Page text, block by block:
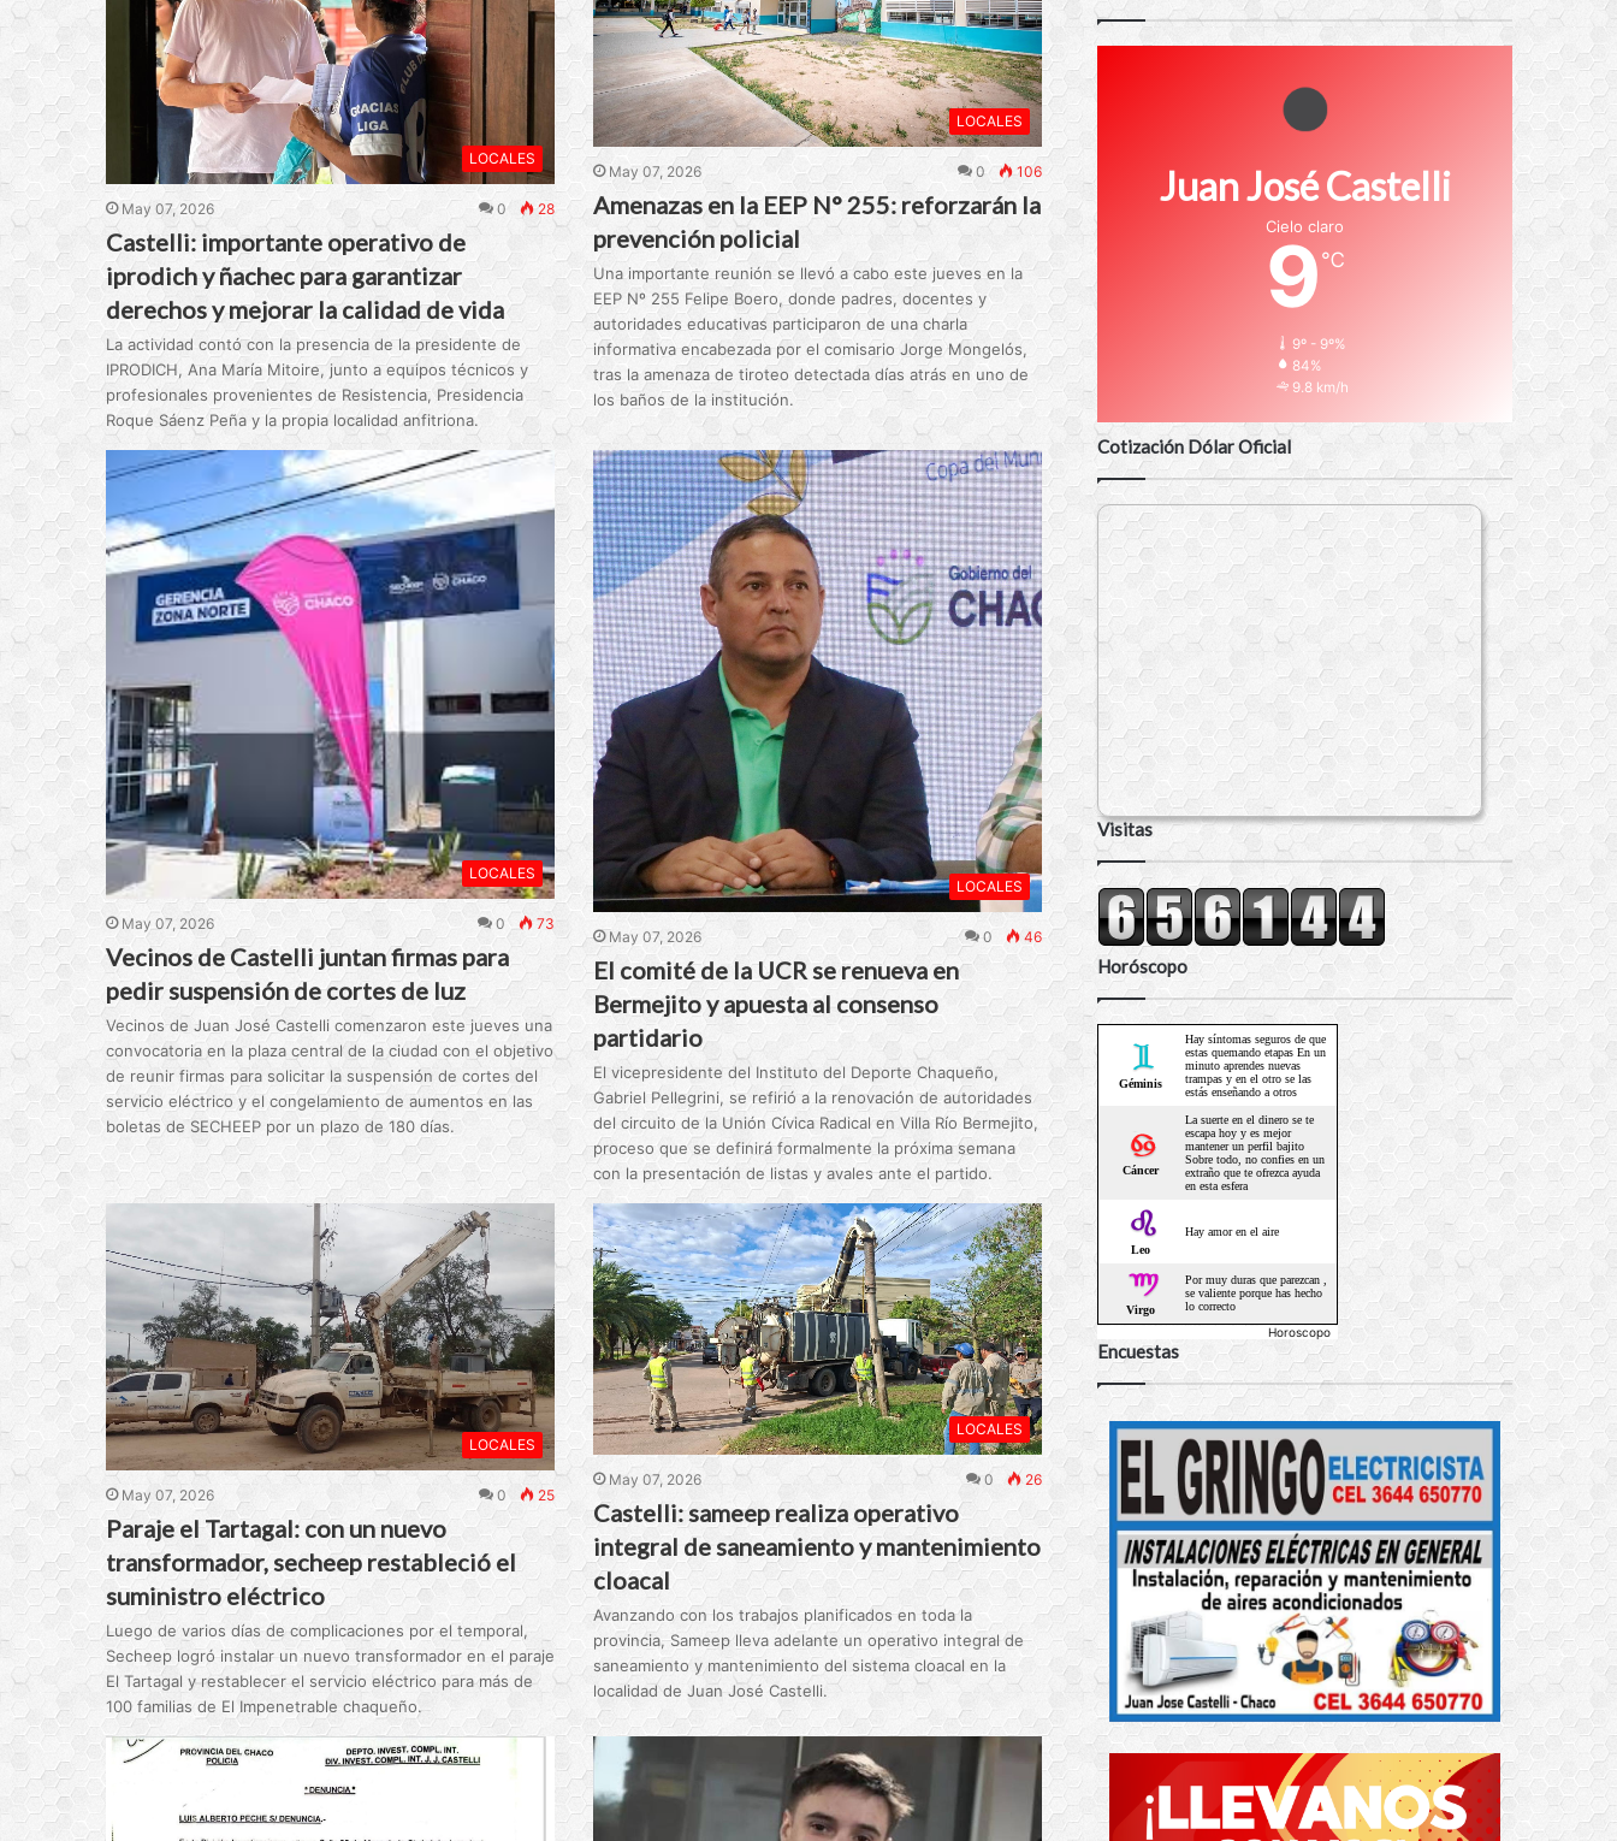
LOCALES
May 07, 2026 0 28
Castelli: importante operativo de
iprodich y ñachec para garantizar
derechos y mejorar la calidad de vida
La actividad contó con la presencia de la presidente de
IPRODICH, Ana María Mitoire, junto a equipos técnicos y
profesionales provenientes de Resistencia, Presidencia
Roque Sáenz Peña y la propia localidad anfitriona.
LOCALES
May 07, 2026 0 106
Amenazas en la EEP N° 255: reforzarán la
prevención policial
Una importante reunión se llevó a cabo este jueves en la
EEP Nº 255 Felipe Boero, donde padres, docentes y
autoridades educativas participaron de una charla
informativa encabezada por el comisario Jorge Mongelós,
tras la amenaza de tiroteo detectada días atrás en uno de
los baños de la institución.
LOCALES
May 07, 2026 0 73
Vecinos de Castelli juntan firmas para
pedir suspensión de cortes de luz
Vecinos de Juan José Castelli comenzaron este jueves una
convocatoria en la plaza central de la ciudad con el objetivo
de reunir firmas para solicitar la suspensión de cortes del
servicio eléctrico y el congelamiento de aumentos en las
boletas de SECHEEP por un plazo de 180 días.
LOCALES
May 07, 2026 0 46
El comité de la UCR se renueva en
Bermejito y apuesta al consenso
partidario
El vicepresidente del Instituto del Deporte Chaqueño,
Gabriel Pellegrini, se refirió a la renovación de autoridades
del circuito de la Unión Cívica Radical en Villa Río Bermejito,
proceso que se definirá formalmente la próxima semana
con la presentación de listas y avales ante el partido.
LOCALES
May 07, 2026 0 25
Paraje el Tartagal: con un nuevo
transformador, secheep restableció el
suministro eléctrico
Luego de varios días de complicaciones por el temporal,
Secheep logró instalar un nuevo transformador en el paraje
El Tartagal y restablecer el servicio eléctrico para más de
100 familias de El Impenetrable chaqueño.
LOCALES
May 07, 2026 0 26
Castelli: sameep realiza operativo
integral de saneamiento y mantenimiento
cloacal
Avanzando con los trabajos planificados en toda la
provincia, Sameep lleva adelante un operativo integral de
saneamiento y mantenimiento del sistema cloacal en la
localidad de Juan José Castelli.
Juan José Castelli
Cielo claro
9 ℃
9º - 9º%
84%
9.8 km/h
Cotización Dólar Oficial
Visitas
Horóscopo
Horoscopo
Encuestas